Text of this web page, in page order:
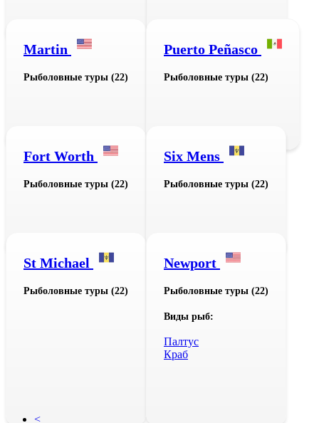
Martin
Рыболовные туры (22)
Puerto Peñasco
Рыболовные туры (22)
Fort Worth
Рыболовные туры (22)
Six Mens
Рыболовные туры (22)
St Michael
Рыболовные туры (22)
Newport
Рыболовные туры (22)
Виды рыб:
Палтус
Краб
<